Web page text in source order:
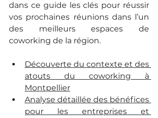
dans ce guide les clés pour réussir
vos prochaines réunions dans l’un
des meilleurs espaces de
coworking de la région.
Découverte du contexte et des
atouts du coworking à
Montpellier
Analyse détaillée des bénéfices
pour les entreprises et